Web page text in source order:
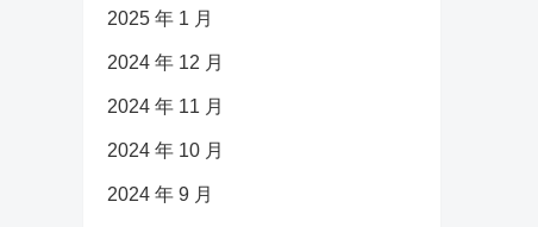
2025 年 1 月
2024 年 12 月
2024 年 11 月
2024 年 10 月
2024 年 9 月